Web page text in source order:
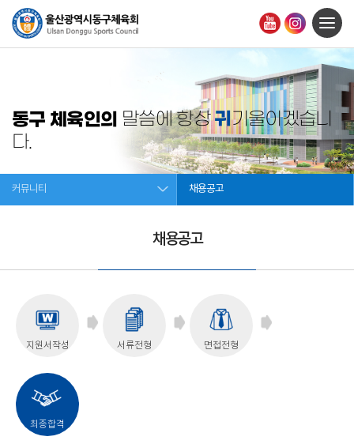
동구 체육인의 말씀에 항상귀기울이겠습니
다.
커뮤니티 채용공고
채용공고
지원서작성 서류전형 면접전형
최종합격